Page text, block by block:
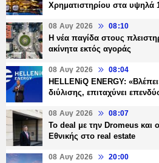
Χρηματιστηρίου στα υψηλά
08 Αυγ 2026 08:10
Η νέα παγίδα στους
ακίνητα εκτός αγοράς
08 Αυγ 2026 08:04
HELLENiQ ENERGY:
διύλισης, επιταχύνει
08 Αυγ 2026 08:07
Το deal με την Dromeus και
Εθνικής στο real estate
08 Αυγ 2026 20:00